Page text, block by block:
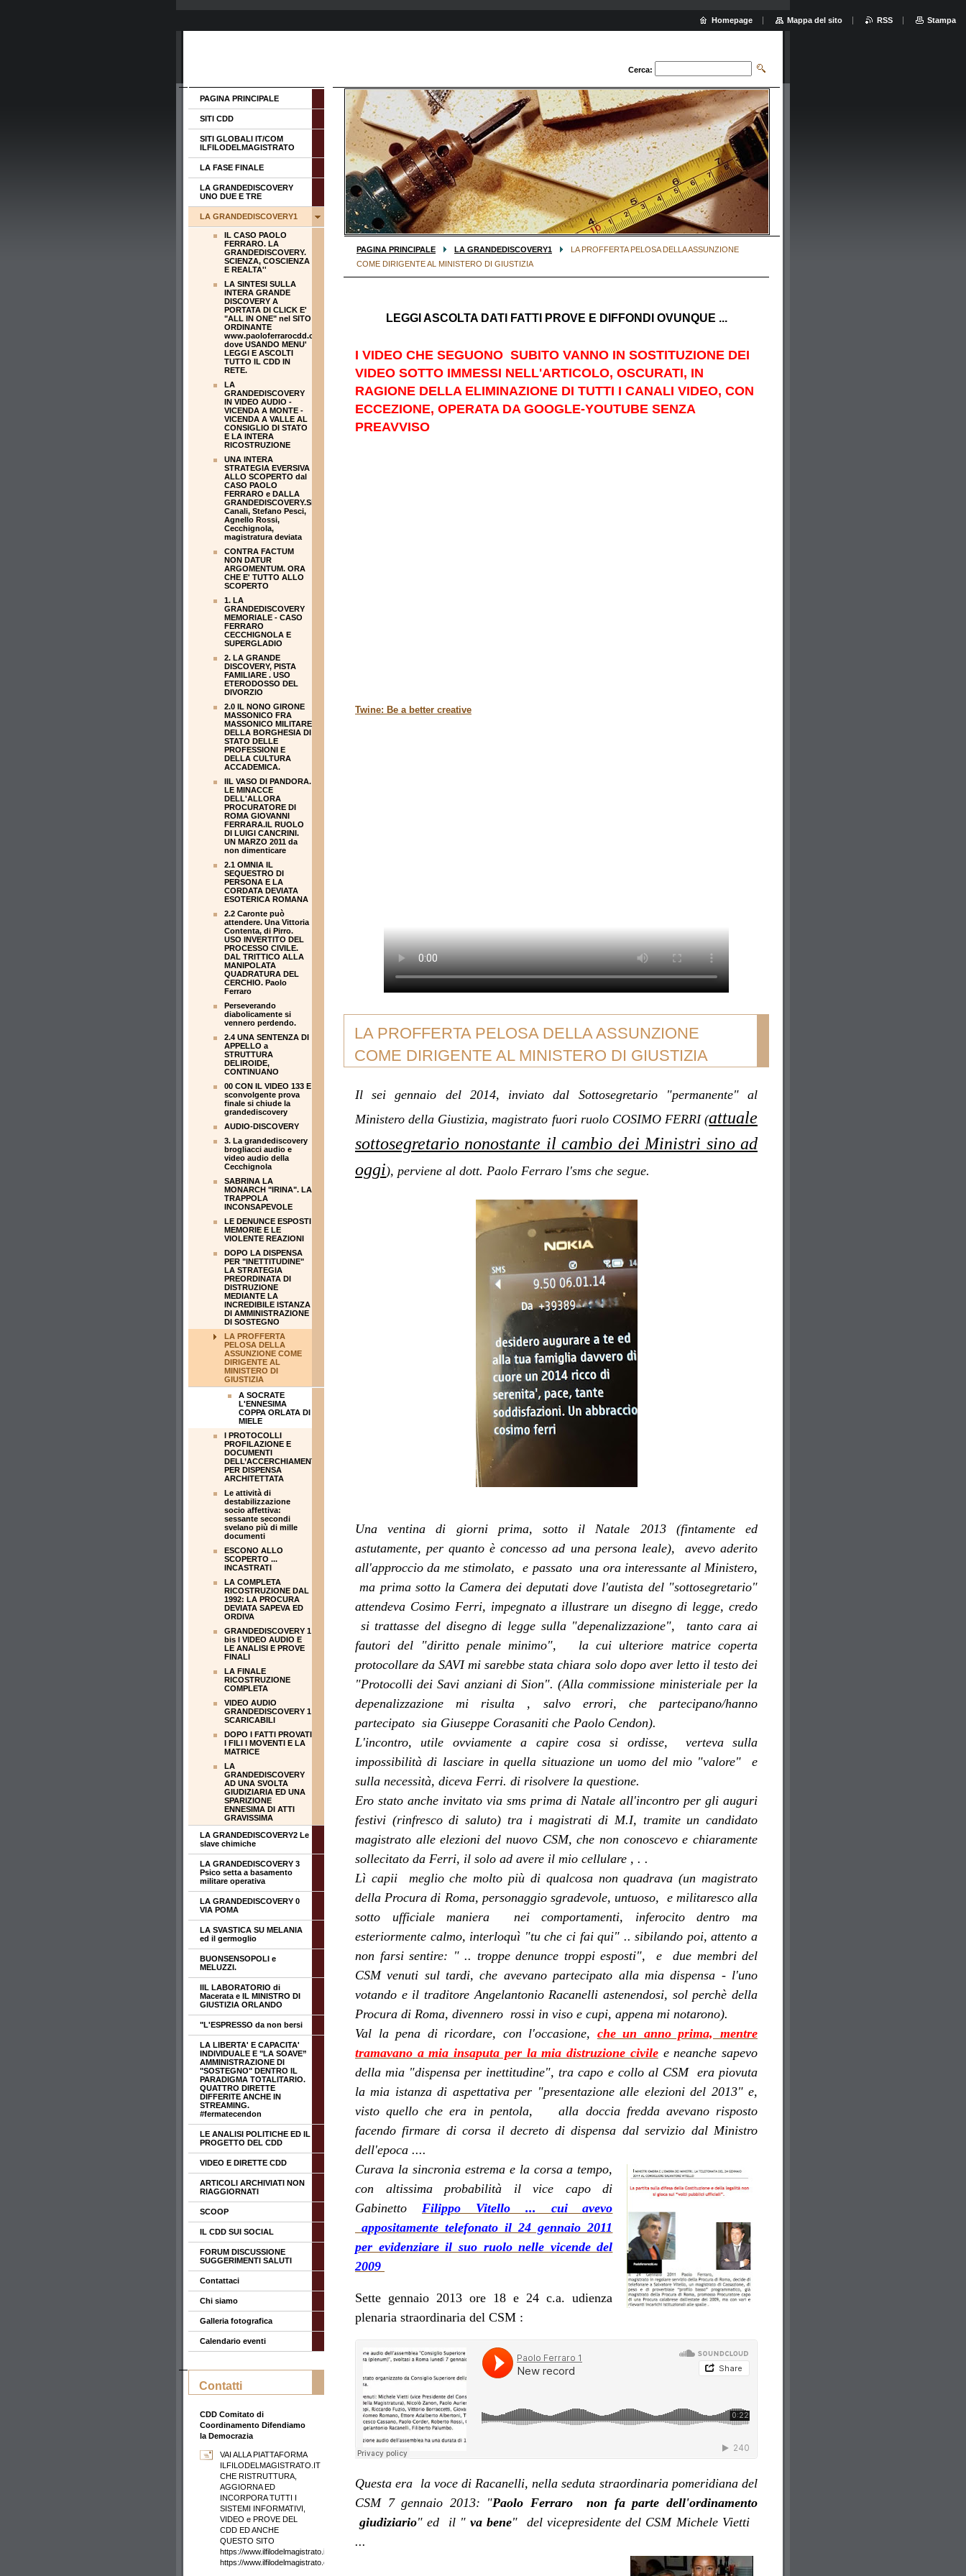
Cerca:
PAGINA PRINCIPALE LA GRANDEDISCOVERY1
LA PROFFERTA PELOSA DELLA ASSUNZIONE
COME DIRIGENTE AL MINISTERO DI GIUSTIZIA
LEGGI ASCOLTA DATI FATTI PROVE E DIFFONDI OVUNQUE ...
I VIDEO CHE SEGUONO SUBITO VANNO IN SOSTITUZIONE DEI
VIDEO SOTTO IMMESSI NELL'ARTICOLO, OSCURATI, IN
RAGIONE DELLA ELIMINAZIONE DI TUTTI I CANALI VIDEO, CON
ECCEZIONE, OPERATA DA GOOGLE-YOUTUBE SENZA
PREAVVISO
Twine: Be a better creative
LA PROFFERTA PELOSA DELLA ASSUNZIONE
COME DIRIGENTE AL MINISTERO DI GIUSTIZIA
Il sei gennaio del 2014, inviato dal Sottosegretario "permanente" al
Ministero della Giustizia, magistrato fuori ruolo COSIMO FERRI (attuale
sottosegretario nonostante il cambio dei Ministri sino ad
oggi), perviene al dott. Paolo Ferraro l'sms che segue.
Una ventina di giorni prima, sotto il Natale 2013 (fintamente ed
astutamente, per quanto è concesso ad una persona leale), avevo aderito
all'approccio da me stimolato, e passato una ora interessante al Ministero,
ma prima sotto la Camera dei deputati dove l'autista del "sottosegretario"
attendeva Cosimo Ferri, impegnato a illustrare un disegno di legge, credo
si trattasse del disegno di legge sulla "depenalizzazione", tanto cara ai
fautori del "diritto penale minimo", la cui ulteriore matrice coperta
protocollare da SAVI mi sarebbe stata chiara solo dopo aver letto il testo dei
"Protocolli dei Savi anziani di Sion". (Alla commissione ministeriale per la
depenalizzazione mi risulta , salvo errori, che partecipano/hanno
partecipato sia Giuseppe Corasaniti che Paolo Cendon).
L'incontro, utile ovviamente a capire cosa si ordisse, verteva sulla
impossibilità di lasciare in quella situazione un uomo del mio "valore" e
sulla necessità, diceva Ferri. di risolvere la questione.
Ero stato anche invitato via sms prima di Natale all'incontro per gli auguri
festivi (rinfresco di saluto) tra i magistrati di M.I, tramite un candidato
magistrato alle elezioni del nuovo CSM, che non conoscevo e chiaramente
sollecitato da Ferri, il solo ad avere il mio cellulare , . .
Lì capii meglio che molto più di qualcosa non quadrava (un magistrato
della Procura di Roma, personaggio sgradevole, untuoso, e militaresco alla
sotto ufficiale maniera nei comportamenti, inferocito dentro ma
esteriormente calmo, interloquì "tu che ci fai qui" .. sibilando poi, attento a
non farsi sentire: " .. troppe denunce troppi esposti", e due membri del
CSM venuti sul tardi, che avevano partecipato alla mia dispensa - l'uno
votando e il traditore Angelantonio Racanelli astenendosi, sol perchè della
Procura di Roma, divennero rossi in viso e cupi, appena mi notarono).
Val la pena di ricordare, con l'occasione, che un anno prima, mentre
tramavano a mia insaputa per la mia distruzione civilee neanche sapevo
della mia "dispensa per inettitudine", tra capo e collo al CSM era piovuta
la mia istanza di aspettativa per "presentazione alle elezioni del 2013" e,
visto quello che era in pentola, alla doccia fredda avevano risposto
facendo firmare di corsa il decreto di dispensa dal servizio dal Ministro
dell'epoca ....
Curava la sincronia estrema e la corsa a tempo,
con altissima probabilità il vice capo di
Gabinetto Filippo Vitello ... cui avevo
appositamente telefonato il 24 gennaio 2011
per evidenziare il suo ruolo nelle vicende del
2009
Sette gennaio 2013 ore 18 e 24 c.a. udienza
plenaria straordinaria del CSM :
Questa era la voce di Racanelli, nella seduta straordinaria pomeridiana del
CSM 7 gennaio 2013: "Paolo Ferraro non fa parte dell'ordinamento
giudiziario" ed il "va bene" del vicepresidente del CSM Michele Vietti
...
PAGINA PRINCIPALE
SITI CDD
SITI GLOBALI IT/COM
ILFILODELMAGISTRATO
LA FASE FINALE
LA GRANDEDISCOVERY
UNO DUE E TRE
LA GRANDEDISCOVERY1
IL CASO PAOLO
FERRARO. LA
GRANDEDISCOVERY.
SCIENZA, COSCIENZA
E REALTA''
LA SINTESI SULLA
INTERA GRANDE
DISCOVERY A
PORTATA DI CLICK E'
"ALL IN ONE" nel SITO
ORDINANTE
www.paoloferrarocdd.com
dove USANDO MENU'
LEGGI E ASCOLTI
TUTTO IL CDD IN
RETE.
LA
GRANDEDISCOVERY
IN VIDEO AUDIO -
VICENDA A MONTE -
VICENDA A VALLE AL
CONSIGLIO DI STATO
E LA INTERA
RICOSTRUZIONE
UNA INTERA
STRATEGIA EVERSIVA
ALLO SCOPERTO dal
CASO PAOLO
FERRARO e DALLA
GRANDEDISCOVERY.Silvia
Canali, Stefano Pesci,
Agnello Rossi,
Cecchignola,
magistratura deviata
CONTRA FACTUM
NON DATUR
ARGOMENTUM. ORA
CHE E' TUTTO ALLO
SCOPERTO
1. LA
GRANDEDISCOVERY
MEMORIALE - CASO
FERRARO
CECCHIGNOLA E
SUPERGLADIO
2. LA GRANDE
DISCOVERY, PISTA
FAMILIARE . USO
ETERODOSSO DEL
DIVORZIO
2.0 IL NONO GIRONE
MASSONICO FRA
MASSONICO MILITARE
DELLA BORGHESIA DI
STATO DELLE
PROFESSIONI E
DELLA CULTURA
ACCADEMICA.
IIL VASO DI PANDORA.
LE MINACCE
DELL'ALLORA
PROCURATORE DI
ROMA GIOVANNI
FERRARA.IL RUOLO
DI LUIGI CANCRINI.
UN MARZO 2011 da
non dimenticare
2.1 OMNIA IL
SEQUESTRO DI
PERSONA E LA
CORDATA DEVIATA
ESOTERICA ROMANA
2.2 Caronte può
attendere. Una Vittoria
Contenta, di Pirro.
USO INVERTITO DEL
PROCESSO CIVILE.
DAL TRITTICO ALLA
MANIPOLATA
QUADRATURA DEL
CERCHIO. Paolo
Ferraro
Perseverando
diabolicamente si
vennero perdendo.
2.4 UNA SENTENZA DI
APPELLO a
STRUTTURA
DELIROIDE,
CONTINUANO
00 CON IL VIDEO 133 E
sconvolgente prova
finale si chiude la
grandediscovery
AUDIO-DISCOVERY
3. La grandediscovery
brogliacci audio e
video audio della
Cecchignola
SABRINA LA
MONARCH "IRINA". LA
TRAPPOLA
INCONSAPEVOLE
LE DENUNCE ESPOSTI
MEMORIE E LE
VIOLENTE REAZIONI
DOPO LA DISPENSA
PER "INETTITUDINE"
LA STRATEGIA
PREORDINATA DI
DISTRUZIONE
MEDIANTE LA
INCREDIBILE ISTANZA
DI AMMINISTRAZIONE
DI SOSTEGNO
LA PROFFERTA
PELOSA DELLA
ASSUNZIONE COME
DIRIGENTE AL
MINISTERO DI
GIUSTIZIA
A SOCRATE
L'ENNESIMA
COPPA ORLATA DI
MIELE
I PROTOCOLLI
PROFILAZIONE E
DOCUMENTI
DELL’ACCERCHIAMENTO
PER DISPENSA
ARCHITETTATA
Le attività di
destabilizzazione
socio affettiva:
sessante secondi
svelano più di mille
documenti
ESCONO ALLO
SCOPERTO ...
INCASTRATI
LA COMPLETA
RICOSTRUZIONE DAL
1992: LA PROCURA
DEVIATA SAPEVA ED
ORDIVA
GRANDEDISCOVERY 1
bis I VIDEO AUDIO E
LE ANALISI E PROVE
FINALI
LA FINALE
RICOSTRUZIONE
COMPLETA
VIDEO AUDIO
GRANDEDISCOVERY 1
SCARICABILI
DOPO I FATTI PROVATI
I FILI I MOVENTI E LA
MATRICE
LA
GRANDEDISCOVERY
AD UNA SVOLTA
GIUDIZIARIA ED UNA
SPARIZIONE
ENNESIMA DI ATTI
GRAVISSIMA
LA GRANDEDISCOVERY2 Le
slave chimiche
LA GRANDEDISCOVERY 3
Psico setta a basamento
militare operativa
LA GRANDEDISCOVERY 0
VIA POMA
LA SVASTICA SU MELANIA
ed il germoglio
BUONSENSOPOLI e
MELUZZI.
IIL LABORATORIO di
Macerata e IL MINISTRO DI
GIUSTIZIA ORLANDO
"L'ESPRESSO da non bersi
LA LIBERTA' E CAPACITA'
INDIVIDUALE E "LA SOAVE”
AMMINISTRAZIONE DI
"SOSTEGNO" DENTRO IL
PARADIGMA TOTALITARIO.
QUATTRO DIRETTE
DIFFERITE ANCHE IN
STREAMING.
#fermatecendon
LE ANALISI POLITICHE ED IL
PROGETTO DEL CDD
VIDEO E DIRETTE CDD
ARTICOLI ARCHIVIATI NON
RIAGGIORNATI
SCOOP
IL CDD SUI SOCIAL
FORUM DISCUSSIONE
SUGGERIMENTI SALUTI
Contattaci
Chi siamo
Galleria fotografica
Calendario eventi
Contatti
CDD Comitato di
Coordinamento Difendiamo
la Democrazia
VAI ALLA PIATTAFORMA
ILFILODELMAGISTRATO.IT
CHE RISTRUTTURA,
AGGIORNA ED
INCORPORA TUTTI I
SISTEMI INFORMATIVI,
VIDEO e PROVE DEL
CDD ED ANCHE
QUESTO SITO
https://www.ilfilodelmagistrato.it/
https://www.ilfilodelmagistrato.com/
Homepage Mappa del sito RSS Stampa